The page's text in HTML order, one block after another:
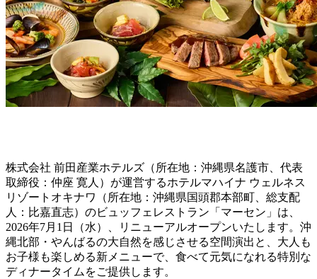
株式会社 前田産業ホテルズ（所在地：沖縄県名護市、代表
取締役：仲座 寛人）が運営するホテルマハイナ ウェルネス
リゾートオキナワ（所在地：沖縄県国頭郡本部町、総支配
人：比嘉直志）のビュッフェレストラン「マーセン」は、
2026年7月1日（水）、リニューアルオープンいたします。沖
縄北部・やんばるの大自然を感じさせる空間演出と、大人も
お子様も楽しめる新メニューで、食べて元気になれる特別な
ディナータイムをご提供します。